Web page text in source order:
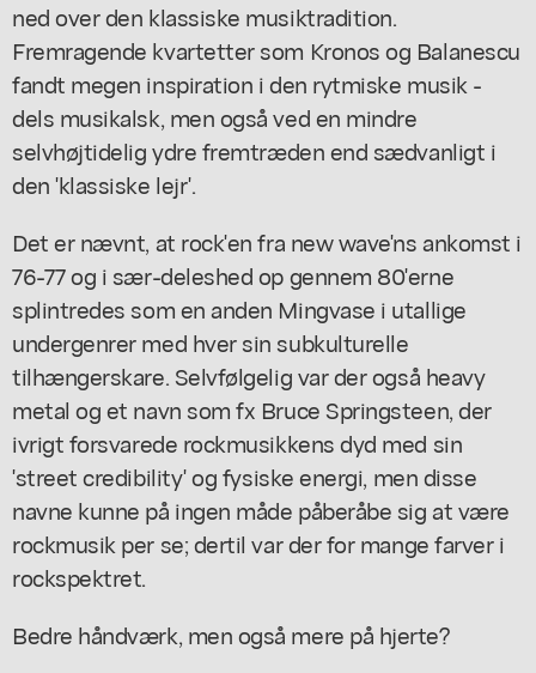
ned over den klassiske musiktradition.
Fremragende kvartetter som Kronos og Balanescu
fandt megen inspiration i den rytmiske musik -
dels musikalsk, men også ved en mindre
selvhøjtidelig ydre fremtræden end sædvanligt i
den 'klassiske lejr'.
Det er nævnt, at rock'en fra new wave'ns ankomst i
76-77 og i sær-deleshed op gennem 80'erne
splintredes som en anden Mingvase i utallige
undergenrer med hver sin subkulturelle
tilhængerskare. Selvfølgelig var der også heavy
metal og et navn som fx Bruce Springsteen, der
ivrigt forsvarede rockmusikkens dyd med sin
'street credibility' og fysiske energi, men disse
navne kunne på ingen måde påberåbe sig at være
rockmusik per se; dertil var der for mange farver i
rockspektret.
Bedre håndværk, men også mere på hjerte?